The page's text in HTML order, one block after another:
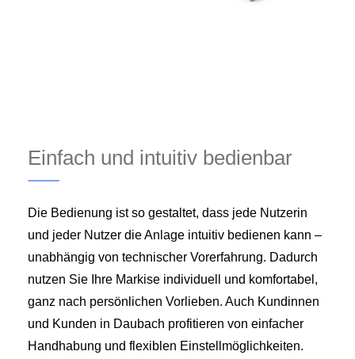
Einfach und intuitiv bedienbar
Die Bedienung ist so gestaltet, dass jede Nutzerin
und jeder Nutzer die Anlage intuitiv bedienen kann –
unabhängig von technischer Vorerfahrung. Dadurch
nutzen Sie Ihre Markise individuell und komfortabel,
ganz nach persönlichen Vorlieben. Auch Kundinnen
und Kunden in Daubach profitieren von einfacher
Handhabung und flexiblen Einstellmöglichkeiten.